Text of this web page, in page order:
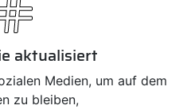
aktualisiert
Medien, um auf dem
zu bleiben,